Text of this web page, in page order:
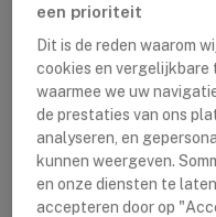
een prioriteit
Dit is de reden waarom
cookies en
waarmee we uw
de prestaties van ons
analyseren, en
kunnen weergeven.
en onze diensten te
accepteren door op